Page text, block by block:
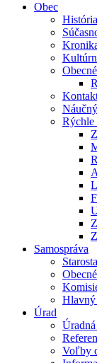
Obec
História
Rýchle
Samospráva
Hlavný
Úrad
Voľby